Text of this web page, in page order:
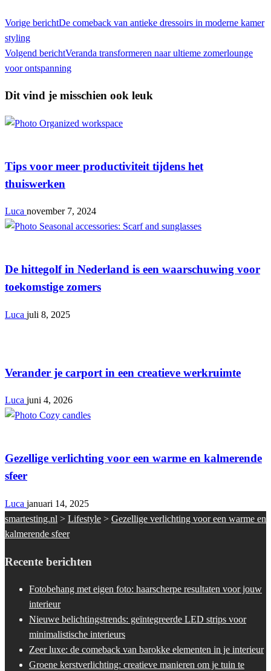
Vorige berichtDe comeback van antieke dressoirs in moderne kamer
styling
Volgend berichtVeranda transformeren naar ultieme zomerlounge
voor ontspanning
Dit vind je misschien ook leuk
Tips voor meer productiviteit tijdens het
thuiswerken
Luca november 7, 2024
De hittegolf in Nederland is een waarschuwing voor
toekomstige zomers
Luca juli 8, 2025
Verander je carport in een creatieve werkruimte
Luca juni 4, 2026
Gezellige verlichting voor een warme en kalmerende
sfeer
Luca januari 14, 2025
smartesting.nl > Lifestyle > Gezellige verlichting voor een warme en
kalmerende sfeer
Recente berichten
Fotobehang met eigen foto: haarscherpe resultaten voor jouw
interieur
Nieuwe belichtingstrends: geïntegreerde LED strips voor
minimalistische interieurs
Zeer luxe: de comeback van barokke elementen in je interieur
Groene kerstverlichting: creatieve manieren om je tuin te